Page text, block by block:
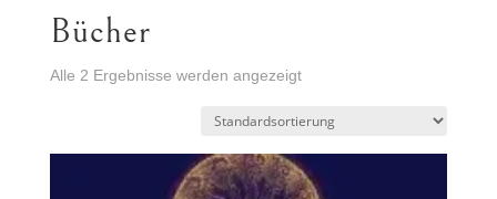
Bücher
Alle 2 Ergebnisse werden angezeigt